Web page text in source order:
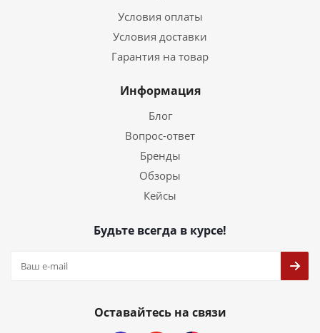
Условия оплаты
Условия доставки
Гарантия на товар
Информация
Блог
Вопрос-ответ
Бренды
Обзоры
Кейсы
Будьте всегда в курсе!
Оставайтесь на связи